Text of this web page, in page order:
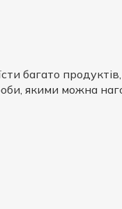
багато продуктів,
якими можна